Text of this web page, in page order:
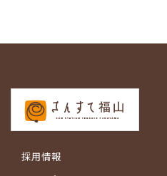
採用情報